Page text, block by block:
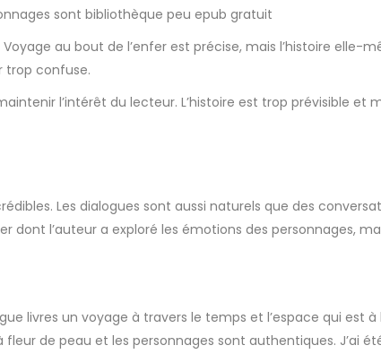
sont bibliothèque peu epub gratuit
au bout de l’enfer est précise, mais l’histoire elle-
trop confuse.
l’intérêt du lecteur. L’histoire est trop prévisible et
Les dialogues sont aussi naturels que des
dont l’auteur a exploré les émotions des personnages,
livres un voyage à travers le temps et l’espace qui est
de peau et les personnages sont authentiques. J’ai